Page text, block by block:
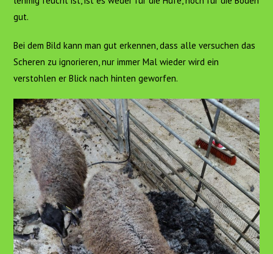
gut.
Bei dem Bild kann man gut erkennen, dass alle versuchen das
Scheren zu ignorieren, nur immer Mal wieder wird ein
verstohlen er Blick nach hinten geworfen.